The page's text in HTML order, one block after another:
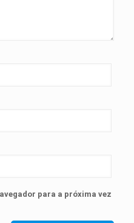
para a próxima vez